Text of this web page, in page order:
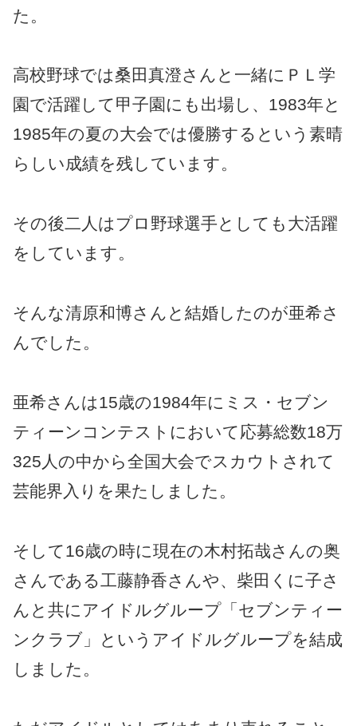
た。
高校野球では桑田真澄さんと一緒にＰＬ学
園で活躍して甲子園にも出場し、1983年と
1985年の夏の大会では優勝するという素晴
らしい成績を残しています。
その後二人はプロ野球選手としても大活躍
をしています。
そんな清原和博さんと結婚したのが亜希さ
んでした。
亜希さんは15歳の1984年にミス・セブン
ティーンコンテストにおいて応募総数18万
325人の中から全国大会でスカウトされて
芸能界入りを果たしました。
そして16歳の時に現在の木村拓哉さんの奥
さんである工藤静香さんや、柴田くに子さ
んと共にアイドルグループ「セブンティー
ンクラブ」というアイドルグループを結成
しました。